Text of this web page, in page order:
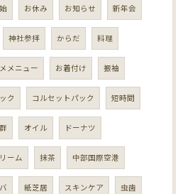
お休み お知らせ 新年会
神社参拝 からだ 料理
メニュー お着付け 振袖
ク コルセットパック 短時間
オイル ドーナツ
ーム 抹茶 中部国際空港
紙芝居 スキンケア 虫歯